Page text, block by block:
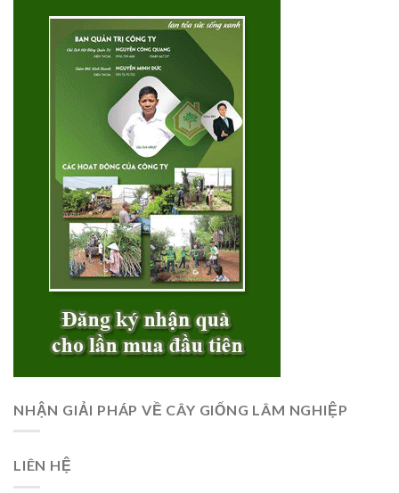
NHẬN GIẢI PHÁP VỀ CÂY GIỐNG LÂM NGHIỆP
LIÊN HỆ